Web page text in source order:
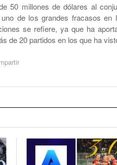
50 millones de dólares al
de los grandes fracasos en
se refiere, ya que ha
de 20 partidos en los que ha